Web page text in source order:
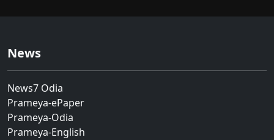
News
News7 Odia
Prameya-ePaper
Prameya-Odia
Prameya-English